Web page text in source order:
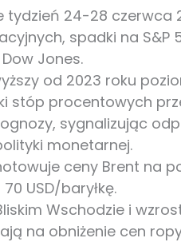
tydzień 24-28 czerwca
spadki na S&P
Jones.
od 2023 roku
stóp procentowych
sygnalizując
monetarnej.
ceny Brent na
USD/baryłkę.
Wschodzie i
na obniżenie cen